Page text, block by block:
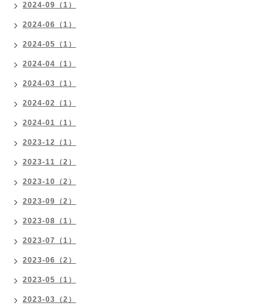
2024-09（1）
2024-06（1）
2024-05（1）
2024-04（1）
2024-03（1）
2024-02（1）
2024-01（1）
2023-12（1）
2023-11（2）
2023-10（2）
2023-09（2）
2023-08（1）
2023-07（1）
2023-06（2）
2023-05（1）
2023-03（2）